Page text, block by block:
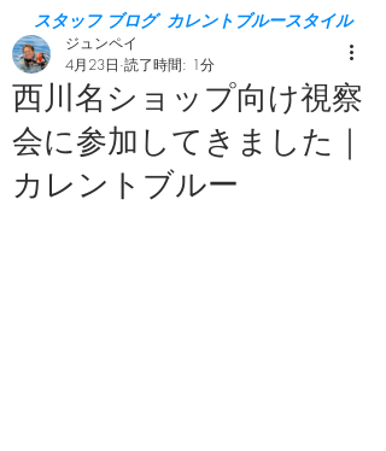
スタッフ ブログ カレントブルースタイル
西川名ショップ向け視察
会に参加してきました｜
カレントブルー
ジュンペイ
4月23日 読了時間: 1分